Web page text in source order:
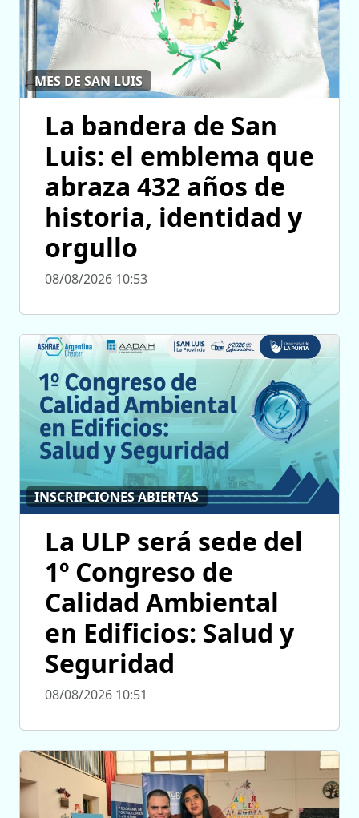
MES DE SAN LUIS
La bandera de San
Luis: el emblema que
abraza 432 años de
historia, identidad y
orgullo
08/08/2026 10:53
INSCRIPCIONES ABIERTAS
La ULP será sede del
1º Congreso de
Calidad Ambiental
en Edificios: Salud y
Seguridad
08/08/2026 10:51